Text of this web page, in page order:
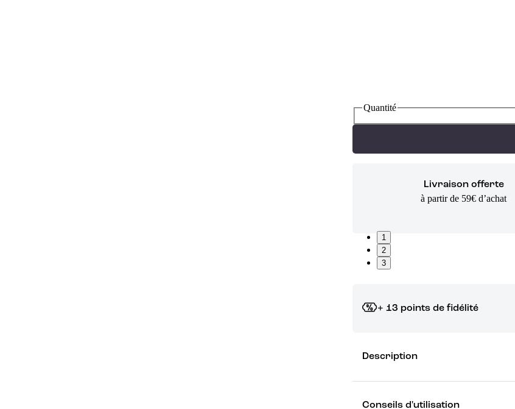
Quantité
Livraison offerte
à partir de 59€ d’achat
1
2
3
+ 13 points de fidélité
Description
Conseils d'utilisation